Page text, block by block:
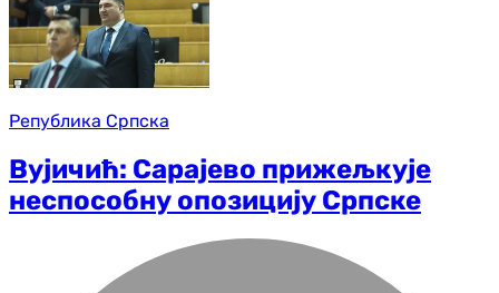
Република Српска
Вујичић: Сарајево прижељкује
неспособну опозицију Српске